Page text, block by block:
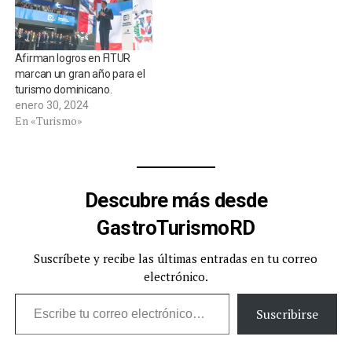
Afirman logros en FITUR
marcan un gran año para el
turismo dominicano.
enero 30, 2024
En «Turismo»
Descubre más desde
GastroTurismoRD
Suscríbete y recibe las últimas entradas en tu correo
electrónico.
Escribe tu correo electrónico…
Suscribirse